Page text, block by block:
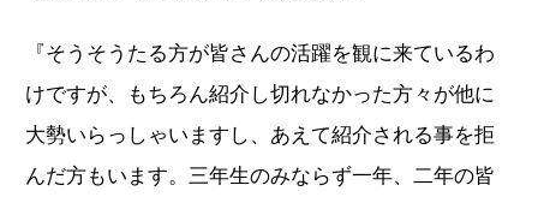
『そうそうたる方が皆さんの活躍を観に来ているわ
けですが、もちろん紹介し切れなかった方々が他に
大勢いらっしゃいますし、あえて紹介される事を拒
んだ方もいます。三年生のみならず一年、二年の皆